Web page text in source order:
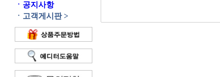
ㆍ 공지사항
ㆍ 고객게시판 >